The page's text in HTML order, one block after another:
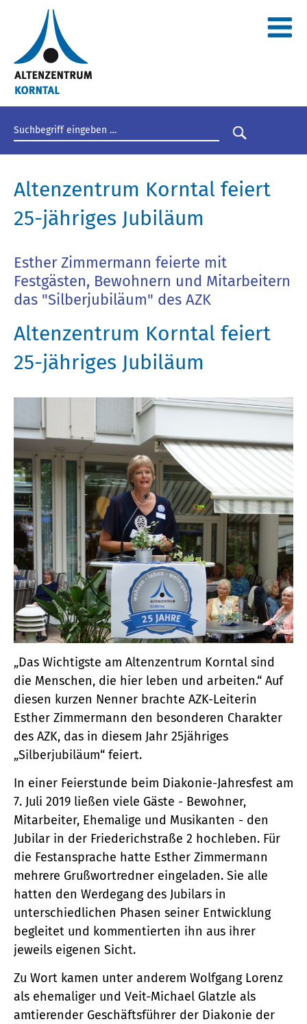
Suchbegriff eingeben
Suche
Altenzentrum Korntal feiert
25-jähriges Jubiläum
Esther Zimmermann feierte mit
Festgästen, Bewohnern und Mitarbeitern
das "Silberjubiläum" des AZK
Altenzentrum Korntal feiert
25-jähriges Jubiläum
„Das Wichtigste am Altenzentrum Korntal sind
die Menschen, die hier leben und arbeiten.“ Auf
diesen kurzen Nenner brachte AZK-Leiterin
Esther Zimmermann den besonderen Charakter
des AZK, das in diesem Jahr 25jähriges
„Silberjubiläum“ feiert.
In einer Feierstunde beim Diakonie-Jahresfest am
7. Juli 2019 ließen viele Gäste - Bewohner,
Mitarbeiter, Ehemalige und Musikanten - den
Jubilar in der Friederichstraße 2 hochleben. Für
die Festansprache hatte Esther Zimmermann
mehrere Grußwortredner eingeladen. Sie alle
hatten den Werdegang des Jubilars in
unterschiedlichen Phasen seiner Entwicklung
begleitet und kommentierten ihn aus ihrer
jeweils eigenen Sicht.
Zu Wort kamen unter anderem Wolfgang Lorenz
als ehemaliger und Veit-Michael Glatzle als
amtierender Geschäftsführer der Diakonie der